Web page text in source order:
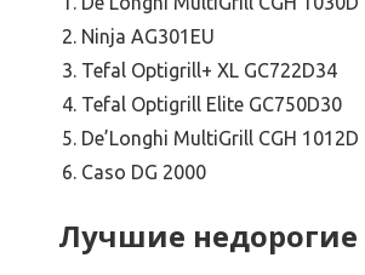
2. Ninja AG301EU
3. Tefal Optigrill+ XL GC722D34
4. Tefal Optigrill Elite GC750D30
5. De’Longhi MultiGrill CGH 1012D
6. Caso DG 2000
Лучшие недорогие